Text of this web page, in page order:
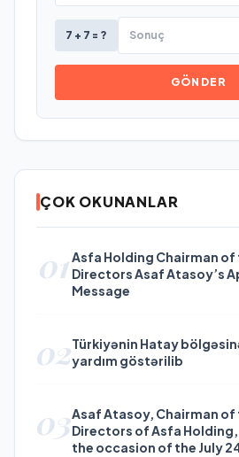
7 + 7 = ?
GÖNDER
ÇOK OKUNANLAR
01Asfa Holding Chairman
Directors Asaf Atasoy’s
Message
02Türkiyənin Hatay
yardım göstərilib
03Asaf Atasoy, Chairman of
Directors of Asfa
the occasion of the July